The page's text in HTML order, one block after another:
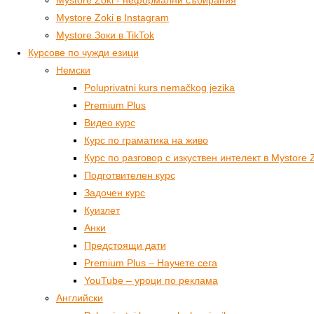
Mystore Zoki в Instagram
Mystore Зоки в TikTok
Курсове по чужди езици
Немски
Poluprivatni kurs nemačkog jezika
Premium Plus
Видео курс
Курс по граматика на живо
Курс по разговор с изкуствен интелект в Mystore
Подготвителен курс
Задочен курс
Куизлет
Анки
Предстоящи дати
Premium Plus – Научете сега
YouTube – уроци по реклама
Английски